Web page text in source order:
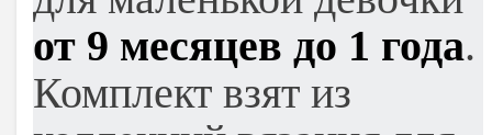
от 9 месяцев до 1 года.
Комплект взят из